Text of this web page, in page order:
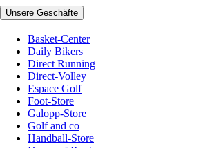
Unsere Geschäfte
Basket-Center
Daily Bikers
Direct Running
Direct-Volley
Espace Golf
Foot-Store
Galopp-Store
Golf and co
Handball-Store